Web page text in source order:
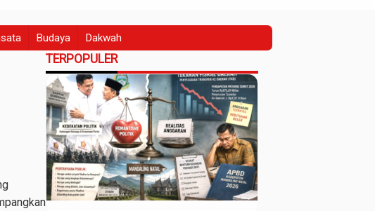
Budaya Dakwah
TERPOPULER